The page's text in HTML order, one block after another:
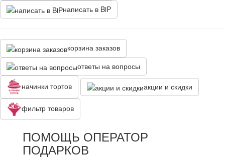
написать в BiP
корзина заказов
ответы на вопросы
начинки тортов
акции и скидки
фильтр товаров
ПОМОЩЬ ОПЕРАТОР
ПОДАРКОВ